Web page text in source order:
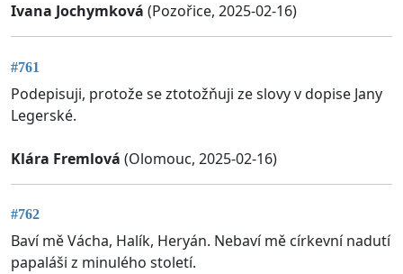
Ivana Jochymková (Pozořice, 2025-02-16)
#761
Podepisuji, protože se ztotožňuji ze slovy v dopise Jany
Legerské.
Klára Fremlová (Olomouc, 2025-02-16)
#762
Baví mě Vácha, Halík, Heryán. Nebaví mě církevní nadutí
papaláši z minulého století.